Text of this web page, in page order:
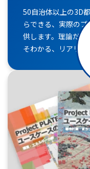
50自治体以上の3D
らできる、実際の
供します。理論だ
そわかる、リアリテ